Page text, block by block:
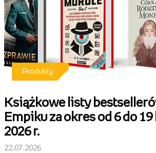
Produkty
Książkowe listy
Empiku za okres od 6 do 19
2026 r.
22.07.2026